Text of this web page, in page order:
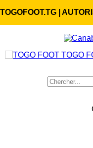
TOGOFOOT.TG |
TOGO